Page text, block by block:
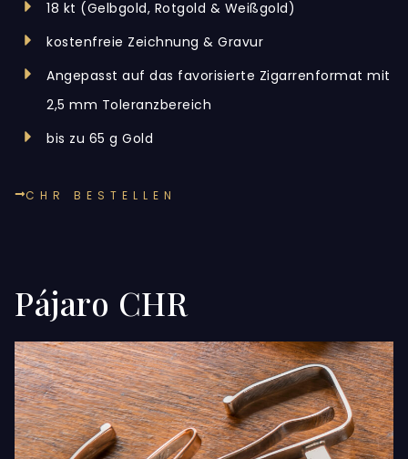
18 kt (Gelbgold, Rotgold & Weißgold)
kostenfreie Zeichnung & Gravur
Angepasst auf das favorisierte Zigarrenformat mit
2,5 mm Toleranzbereich
bis zu 65 g Gold
CHR BESTELLEN
Pájaro CHR